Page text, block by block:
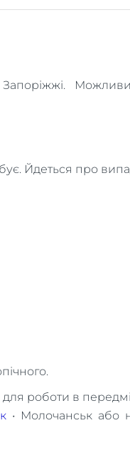
Йдеться про
роботи в
• Молочанськ або